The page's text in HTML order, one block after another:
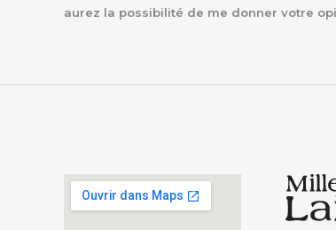
aurez la possibilité de me donner votre